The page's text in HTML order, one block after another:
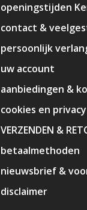
openingstijden
contact &
persoonlijk
uw account
aanbiedingen &
cookies en privacy
VERZENDEN &
betaalmethoden
nieuwsbrief &
disclaimer